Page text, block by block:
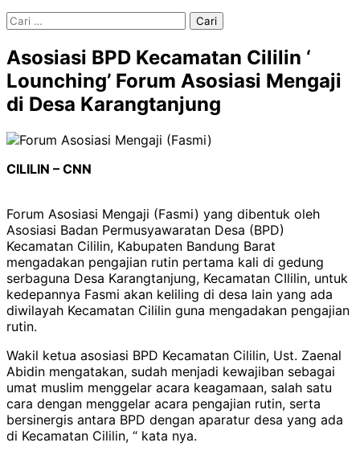
Cari
Asosiasi BPD Kecamatan Cililin ‘
Lounching’ Forum Asosiasi Mengaji
di Desa Karangtanjung
CILILIN – CNN
Forum Asosiasi Mengaji (Fasmi) yang dibentuk oleh
Asosiasi Badan Permusyawaratan Desa (BPD)
Kecamatan Cililin, Kabupaten Bandung Barat
mengadakan pengajian rutin pertama kali di gedung
serbaguna Desa Karangtanjung, Kecamatan CIlilin, untuk
kedepannya Fasmi akan keliling di desa lain yang ada
diwilayah Kecamatan Cililin guna mengadakan pengajian
rutin.
Wakil ketua asosiasi BPD Kecamatan Cililin, Ust. Zaenal
Abidin mengatakan, sudah menjadi kewajiban sebagai
umat muslim menggelar acara keagamaan, salah satu
cara dengan menggelar acara pengajian rutin, serta
bersinergis antara BPD dengan aparatur desa yang ada
di Kecamatan Cililin, “ kata nya.